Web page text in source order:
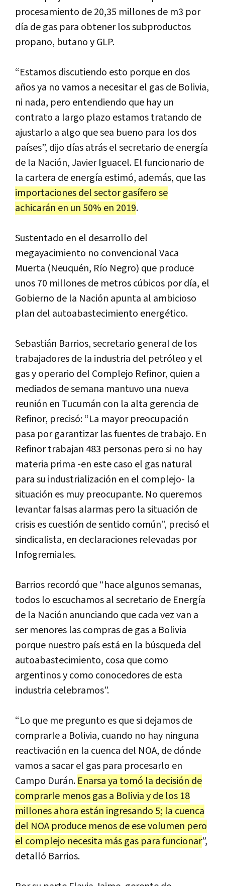
procesamiento de 20,35 millones de m3 por
día de gas para obtener los subproductos
propano, butano y GLP.
“Estamos discutiendo esto porque en dos
años ya no vamos a necesitar el gas de Bolivia,
ni nada, pero entendiendo que hay un
contrato a largo plazo estamos tratando de
ajustarlo a algo que sea bueno para los dos
países”, dijo días atrás el secretario de energía
de la Nación, Javier Iguacel. El funcionario de
la cartera de energía estimó, además, que las
importaciones del sector gasífero se
achicarán en un 50% en 2019.
Sustentado en el desarrollo del
megayacimiento no convencional Vaca
Muerta (Neuquén, Río Negro) que produce
unos 70 millones de metros cúbicos por día, el
Gobierno de la Nación apunta al ambicioso
plan del autoabastecimiento energético.
Sebastián Barrios, secretario general de los
trabajadores de la industria del petróleo y el
gas y operario del Complejo Refinor, quien a
mediados de semana mantuvo una nueva
reunión en Tucumán con la alta gerencia de
Refinor, precisó: “La mayor preocupación
pasa por garantizar las fuentes de trabajo. En
Refinor trabajan 483 personas pero si no hay
materia prima -en este caso el gas natural
para su industrialización en el complejo- la
situación es muy preocupante. No queremos
levantar falsas alarmas pero la situación de
crisis es cuestión de sentido común”, precisó el
sindicalista, en declaraciones relevadas por
Infogremiales.
Barrios recordó que “hace algunos semanas,
todos lo escuchamos al secretario de Energía
de la Nación anunciando que cada vez van a
ser menores las compras de gas a Bolivia
porque nuestro país está en la búsqueda del
autoabastecimiento, cosa que como
argentinos y como conocedores de esta
industria celebramos”.
“Lo que me pregunto es que si dejamos de
comprarle a Bolivia, cuando no hay ninguna
reactivación en la cuenca del NOA, de dónde
vamos a sacar el gas para procesarlo en
Campo Durán. Enarsa ya tomó la decisión de
comprarle menos gas a Bolivia y de los 18
millones ahora están ingresando 5; la cuenca
del NOA produce menos de ese volumen pero
el complejo necesita más gas para funcionar”,
detalló Barrios.